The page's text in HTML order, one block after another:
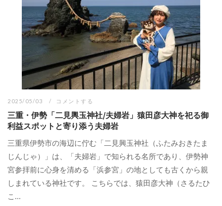
2025/05/03 コメントする
三重・伊勢「二見輿玉神社/夫婦岩」猿田彦大神を祀る御
利益スポットと寄り添う夫婦岩
三重県伊勢市の海辺に佇む「二見興玉神社（ふたみおきたま
じんじゃ）」は、「夫婦岩」で知られる名所であり、伊勢神
宮参拝前に心身を清める「浜参宮」の地としても古くから親
しまれている神社です。 こちらでは、猿田彦大神（さるたひ
こ...